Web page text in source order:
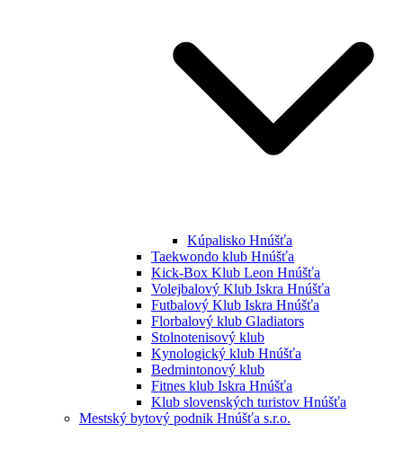
Kúpalisko Hnúšťa
Taekwondo klub Hnúšťa
Kick-Box Klub Leon Hnúšťa
Volejbalový Klub Iskra Hnúšťa
Futbalový Klub Iskra Hnúšťa
Florbalový klub Gladiators
Stolnotenisový klub
Kynologický klub Hnúšťa
Bedmintonový klub
Fitnes klub Iskra Hnúšťa
Klub slovenských turistov Hnúšťa
Mestský bytový podnik Hnúšťa s.r.o.